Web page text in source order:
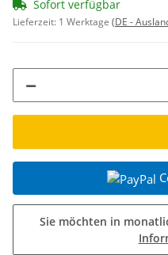
Sofort verfügbar
Lieferzeit: 1 Werktage (DE -
Sie möchten in